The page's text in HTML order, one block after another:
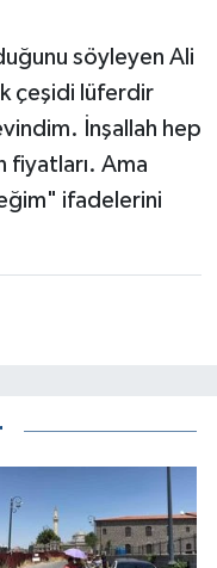
söyleyen Ali
çeşidi lüferdir
İnşallah hep
fiyatları. Ama
ifadelerini